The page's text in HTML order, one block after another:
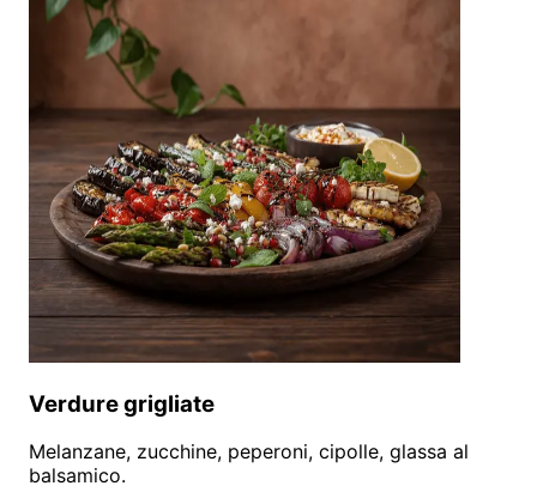
Verdure grigliate
Melanzane, zucchine, peperoni, cipolle, glassa al
balsamico.